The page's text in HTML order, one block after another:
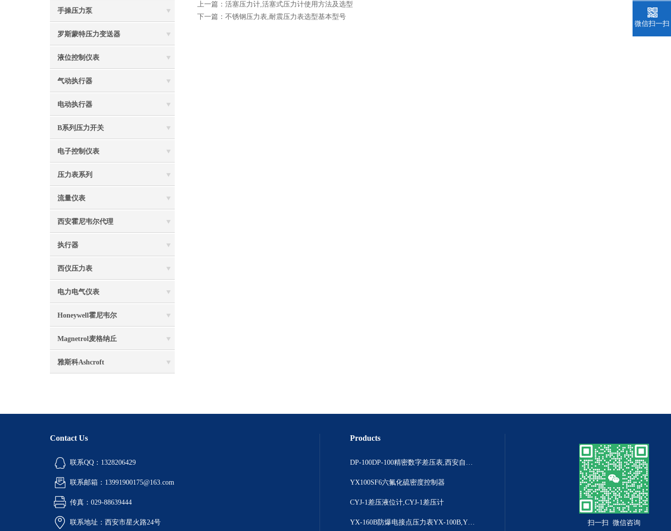
手操压力泵
罗斯蒙特压力变送器
液位控制仪表
气动执行器
电动执行器
B系列压力开关
电子控制仪表
压力表系列
流量仪表
西安霍尼韦尔代理
执行器
西仪压力表
电力电气仪表
Honeywell霍尼韦尔
Magnetrol麦格纳丘
雅斯科Ashcroft
上一篇： 活塞压力计,活塞式压力计使用方法及选型
下一篇： 不锈钢压力表,耐震压力表选型基本型号
Contact Us
联系QQ：1328206429
联系邮箱：13991900175@163.com
传真：029-88639444
联系地址：西安市星火路24号
Products
DP-100DP-100精密数字差压表,西安自动化仪表一厂 数字压力表
YX100SF6六氟化硫密度控制器
CYJ-1差压液位计,CYJ-1差压计
YX-160B防爆电接点压力表YX-100B,YX-160B 扫一扫 微信咨询
微信扫一扫